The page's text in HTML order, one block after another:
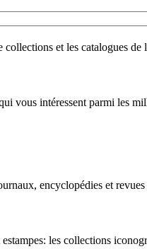
collections et les catalogues
vous intéressent parmi les
encyclopédies et
les collections